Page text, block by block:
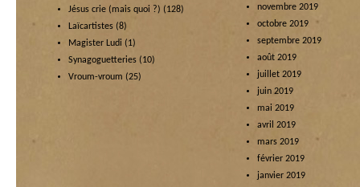
Jésus crie (mais quoi ?) (128)
Laïcartistes (8)
Magister Ludi (1)
Synagoguetteries (10)
Vroum-vroum (25)
novembre 2019
octobre 2019
septembre 2019
août 2019
juillet 2019
juin 2019
mai 2019
avril 2019
mars 2019
février 2019
janvier 2019